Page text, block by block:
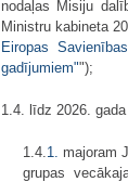
nodaļas Misiju
Ministru kabineta
Eiropas
gadījumiem"");
1.4. līdz 2026.
1.4. 1.
majoram
grupas